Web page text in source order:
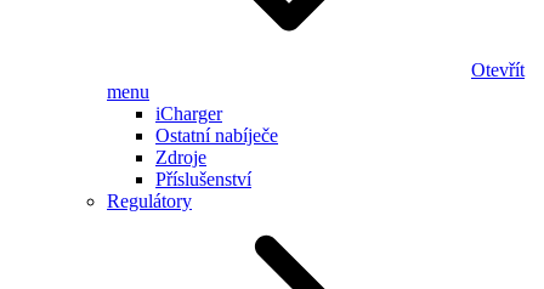
Otevřít
menu
iCharger
Ostatní nabíječe
Zdroje
Příslušenství
Regulátory